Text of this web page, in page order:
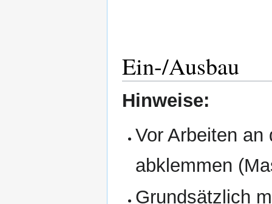
Ein-/Ausbau
Hinweise:
Vor Arbeiten
abklemmen
Grundsätzlich